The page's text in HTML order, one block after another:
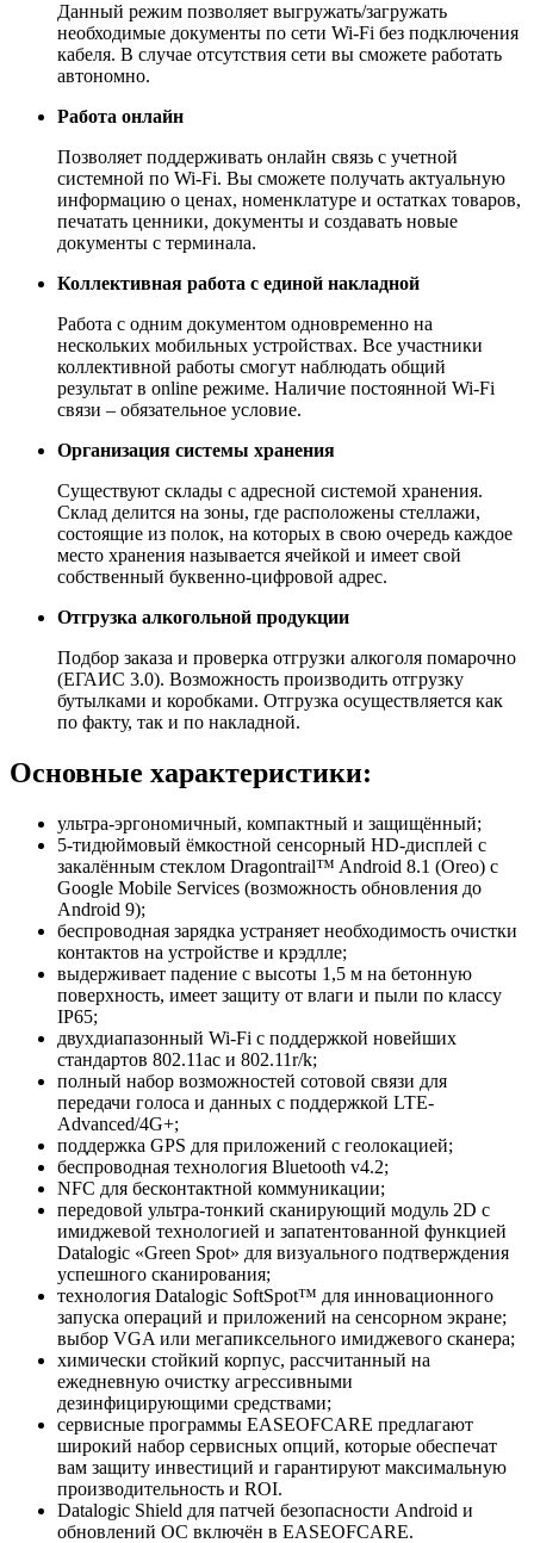
Данный режим позволяет выгружать/загружать
необходимые документы по сети Wi-Fi без подключения
кабеля. В случае отсутствия сети вы сможете работать
автономно.
Работа онлайн
Позволяет поддерживать онлайн связь с учетной
системной по Wi-Fi. Вы сможете получать актуальную
информацию о ценах, номенклатуре и остатках товаров,
печатать ценники, документы и создавать новые
документы с терминала.
Коллективная работа с единой накладной
Работа с одним документом одновременно на
нескольких мобильных устройствах. Все участники
коллективной работы смогут наблюдать общий
результат в online режиме. Наличие постоянной Wi-Fi
связи – обязательное условие.
Организация системы хранения
Существуют склады с адресной системой хранения.
Склад делится на зоны, где расположены стеллажи,
состоящие из полок, на которых в свою очередь каждое
место хранения называется ячейкой и имеет свой
собственный буквенно-цифровой адрес.
Отгрузка алкогольной продукции
Подбор заказа и проверка отгрузки алкоголя помарочно
(ЕГАИС 3.0). Возможность производить отгрузку
бутылками и коробками. Отгрузка осуществляется как
по факту, так и по накладной.
Основные характеристики:
ультра-эргономичный, компактный и защищённый;
5-тидюймовый ёмкостной сенсорный HD-дисплей с
закалённым стеклом Dragontrail™ Android 8.1 (Oreo) с
Google Mobile Services (возможность обновления до
Android 9);
беспроводная зарядка устраняет необходимость очистки
контактов на устройстве и крэдлле;
выдерживает падение с высоты 1,5 м на бетонную
поверхность, имеет защиту от влаги и пыли по классу
IP65;
двухдиапазонный Wi-Fi с поддержкой новейших
стандартов 802.11ac и 802.11r/k;
полный набор возможностей сотовой связи для
передачи голоса и данных с поддержкой LTE-
Advanced/4G+;
поддержка GPS для приложений с геолокацией;
беспроводная технология Bluetooth v4.2;
NFC для бесконтактной коммуникации;
передовой ультра-тонкий сканирующий модуль 2D с
имиджевой технологией и запатентованной функцией
Datalogic «Green Spot» для визуального подтверждения
успешного сканирования;
технология Datalogic SoftSpot™ для инновационного
запуска операций и приложений на сенсорном экране;
выбор VGA или мегапиксельного имиджевого сканера;
химически стойкий корпус, рассчитанный на
ежедневную очистку агрессивными
дезинфицирующими средствами;
сервисные программы EASEOFCARE предлагают
широкий набор сервисных опций, которые обеспечат
вам защиту инвестиций и гарантируют максимальную
производительность и ROI.
Datalogic Shield для патчей безопасности Android и
обновлений ОС включён в EASEOFCARE.